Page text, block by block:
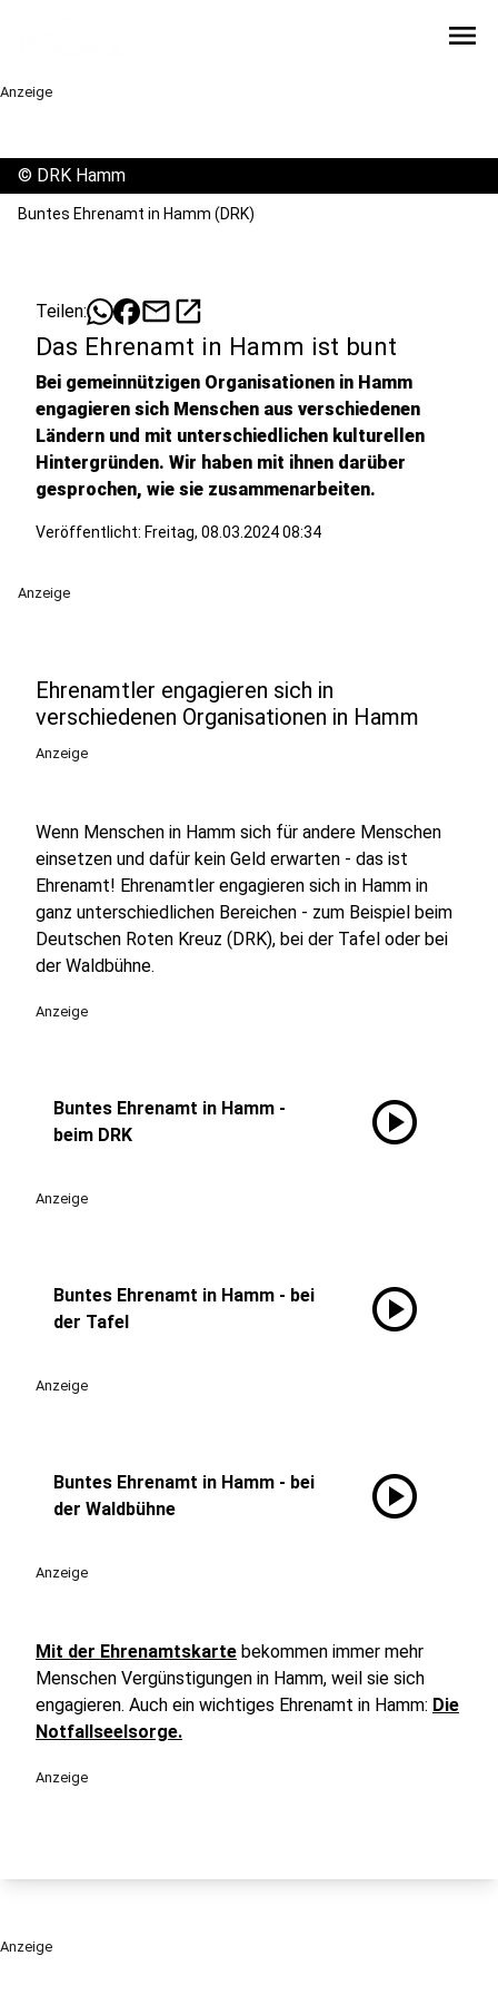
menu
Anzeige
© DRK Hamm
Buntes Ehrenamt in Hamm (DRK)
Teilen: mailopen_in_new
Das Ehrenamt in Hamm ist bunt
Bei gemeinnützigen Organisationen in Hamm
engagieren sich Menschen aus verschiedenen
Ländern und mit unterschiedlichen kulturellen
Hintergründen. Wir haben mit ihnen darüber
gesprochen, wie sie zusammenarbeiten.
Veröffentlicht: Freitag, 08.03.2024 08:34
Anzeige
Ehrenamtler engagieren sich in
verschiedenen Organisationen in Hamm
Anzeige
Wenn Menschen in Hamm sich für andere Menschen
einsetzen und dafür kein Geld erwarten - das ist
Ehrenamt! Ehrenamtler engagieren sich in Hamm in
ganz unterschiedlichen Bereichen - zum Beispiel beim
Deutschen Roten Kreuz (DRK), bei der Tafel oder bei
der Waldbühne.
Anzeige
Buntes Ehrenamt in Hamm -
beim DRK
play_circle
Anzeige
Buntes Ehrenamt in Hamm - bei
der Tafel
play_circle
Anzeige
Buntes Ehrenamt in Hamm - bei
der Waldbühne
play_circle
Anzeige
Mit der Ehrenamtskarte bekommen immer mehr
Menschen Vergünstigungen in Hamm, weil sie sich
engagieren. Auch ein wichtiges Ehrenamt in Hamm: Die
Notfallseelsorge.
Anzeige
Anzeige